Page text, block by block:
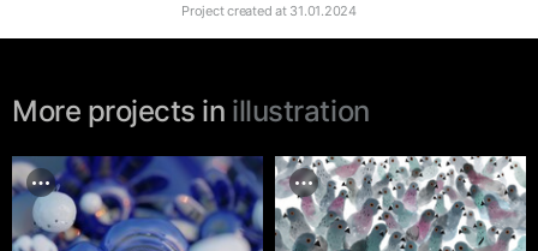
Project created at 31.01.2024
More projects in illustration